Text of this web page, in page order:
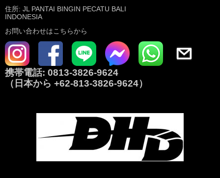
住所: JL PANTAI BINGIN PECATU BALI
INDONESIA
お問い合わせはこちらから
携帯電話: 0813-3826-9624
（日本から +62-813-3826-9624）